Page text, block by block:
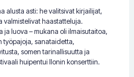
alusta asti: he valitsivat kirjailijat,
valmistelivat haastatteluja.
ja luova – mukana oli ilmaisutaitoa,
työpajoja, sanataidetta,
somen tarinallisuutta ja
huipentui Ilonin konserttiin.